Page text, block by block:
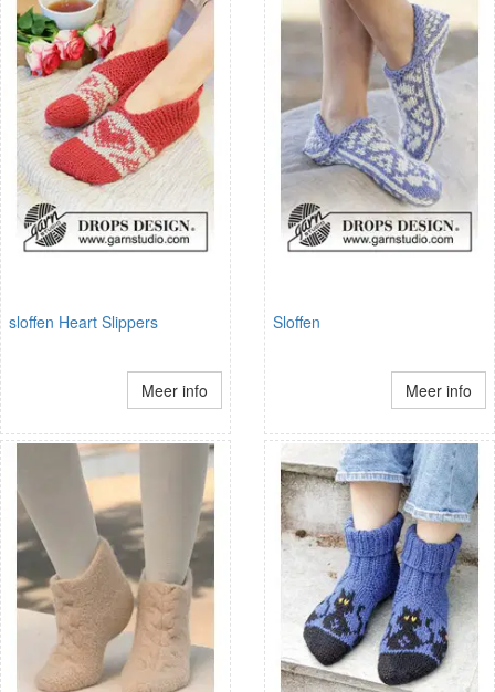
sloffen Heart Slippers
Meer info
Sloffen
Meer info